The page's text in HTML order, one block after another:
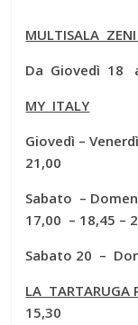
MULTISALA
Da Giovedì 18
MY ITALY
21,00
Sabato
17,00 – 18,45 –
Sabato 20 –
LA TARTARUGA
15,30